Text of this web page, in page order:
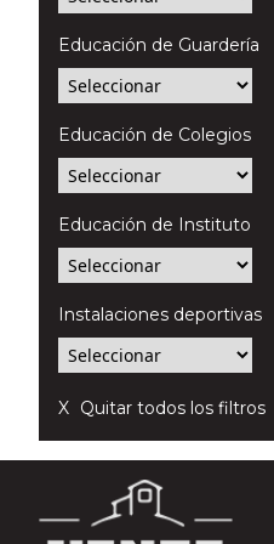
Educación de Guardería
Educación de Colegios
Educación de Instituto
Instalaciones deportivas
Quitar todos los filtros